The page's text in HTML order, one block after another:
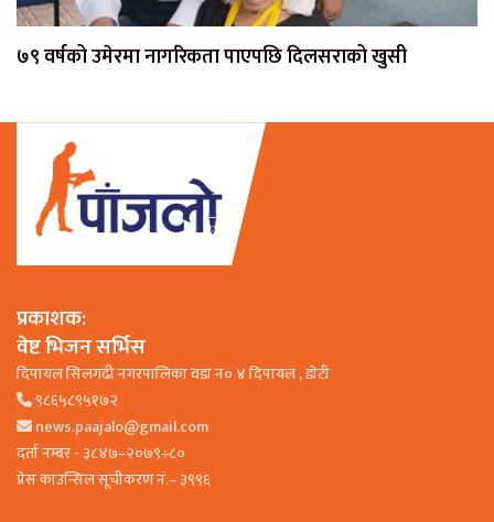
७९ वर्षको उमेरमा नागरिकता पाएपछि दिलसराको खुसी
प्रकाशक:
वेष्ट भिजन सर्भिस
दिपायल सिलगढी नगरपालिका वडा न० ४ दिपायल , डाेटी
९८६५८९५१७२
news.paajalo@gmail.com
दर्ता नम्बर - ३८४७–२०७९÷८०
प्रेस काउन्सिल सूचीकरण नं.– ३९९६